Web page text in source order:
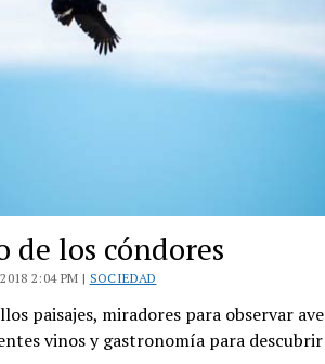
de los cóndores
2:04 PM | SOCIEDAD
paisajes, miradores para observar
vinos y gastronomía para descubrir